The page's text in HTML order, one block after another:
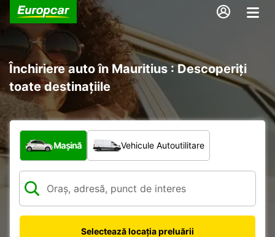
Închiriere auto în Mauritius : Descoperiți
toate destinațiile
Ce tip de vehicul?
Mașină Vehicule Autoutilitare
Selectează locația preluării